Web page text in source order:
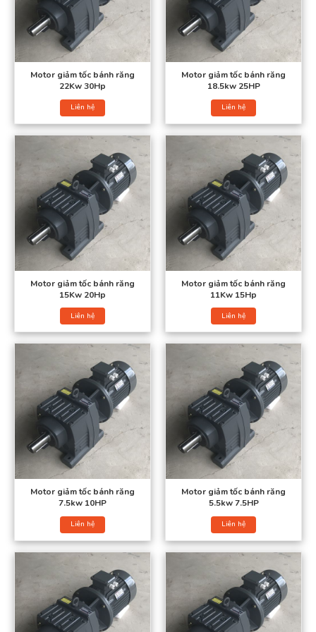
motor giảm tốc
Motor giảm tốc được cấu tạo từ hộp giảm tốc và động cơ điện.
Động cơ giảm tốc = Động cơ điện +
Số vòng quay của động cơ điện cực lớn: 2900rpm, 1450rpm,
960rpm, tuy nhiên moment xoắn lại nhỏ.
Động cơ điện lại mang cấu tạo gồm 2 phần chính ấy là
Stato và Roto.
Stato: gồm các cuộn dây của 3 pha điện quấn trên các lõi sắt
xếp đặt trên 1 vành tròn để tạo ra từ trường quay.
Roto với dạng hình trụ đóng vai trò như 1 cuộn dây quấn trên lõi
thép.
Cấu tạo động cơ giảm tốc
Hộp giảm tốc gồm bộ truyền động dùng bánh răng, trục
vít… để giảm tốc độ vòng quay.
Cơ cấu truyền động bằng ăn khớp trực tiếp giúp giảm tốc độ
vòng quay và kìm hãm vector vận tốc tức thời và tăng momen
xoăn. Đồng thời động cơ giảm tốc đóng vai trò là máy trung gian
giữa motor giảm tốc và bộ phận hỗ trợ máy công tác.
Motor giảm tốc có chức
Motor giảm tốc bánh răng
22Kw 30Hp
Liên hệ
Motor giảm tốc bánh răng
18.5kw 25HP
Liên hệ
Motor giảm tốc bánh răng
15Kw 20Hp
Liên hệ
Motor giảm tốc bánh răng
11Kw 15Hp
Liên hệ
Motor giảm tốc bánh răng
7.5kw 10HP
Liên hệ
Motor giảm tốc bánh răng
5.5kw 7.5HP
Liên hệ